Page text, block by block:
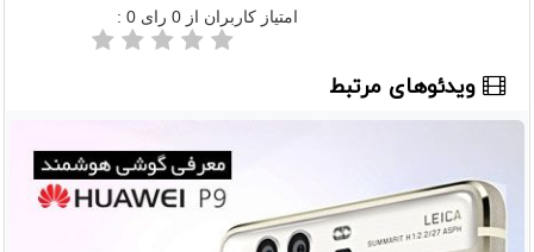
امتیاز کاربران از 0 رای 0
:
ویدئوهای مرتبط